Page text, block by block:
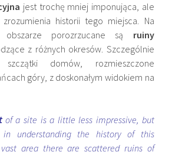
jest trochę mniej imponująca, ale
historii tego miejsca. Na
obszarze porozrzucane są ruiny
z różnych okresów. Szczególnie
domów, rozmieszczone
góry, z doskonałym widokiem na
of a site is a little less impressive, but
in understanding the history of this
area there are scattered ruins of